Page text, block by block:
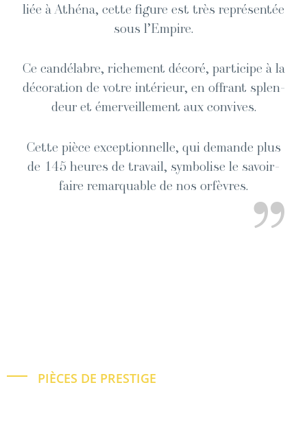
liée à Athé­na, cette fig­ure est très représen­tée
sous l’Empire.
Ce can­délabre, riche­ment décoré, par­ticipe à la
déco­ra­tion de votre intérieur, en offrant splen­
deur et émer­veille­ment aux convives.
Cette pièce excep­tion­nelle, qui demande plus
de 145 heures de tra­vail, sym­bol­ise le savoir-
faire remar­quable de nos orfèvres.
”
PIÈCES DE PRESTIGE